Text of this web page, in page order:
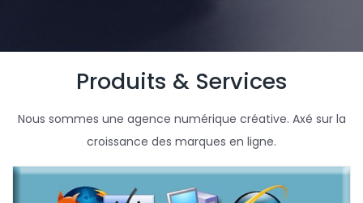
Produits & Services
Nous sommes une agence numérique créative. Axé sur la
croissance des marques en ligne.